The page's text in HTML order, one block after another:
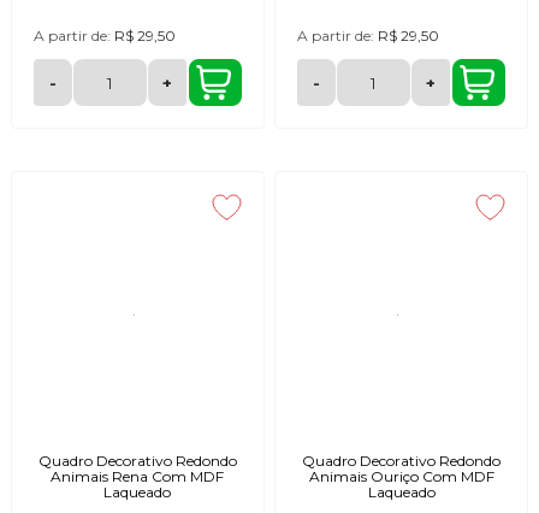
A partir de: R$ 29,50
- +
A partir de: R$ 29,50
- +
Quadro Decorativo Redondo
Animais Rena Com MDF
Laqueado
Quadro Decorativo Redondo
Animais Ouriço Com MDF
Laqueado